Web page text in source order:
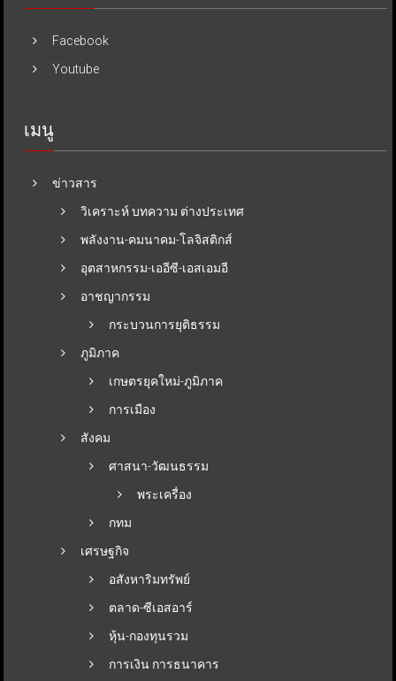
Facebook
Youtube
เมนู
ข่าวสาร
วิเคราะห์ บทความ ต่างประเทศ
พลังงาน-คมนาคม-โลจิสติกส์
อุตสาหกรรม-เออีซี-เอสเอมอี
อาชญากรรม
กระบวนการยุติธรรม
ภูมิภาค
เกษตรยุคใหม่-ภูมิภาค
การเมือง
สังคม
ศาสนา-วัฒนธรรม
พระเครื่อง
กทม
เศรษฐกิจ
อสังหาริมทรัพย์
ตลาด-ซีเอสอาร์
หุ้น-กองทุนรวม
การเงิน การธนาคาร